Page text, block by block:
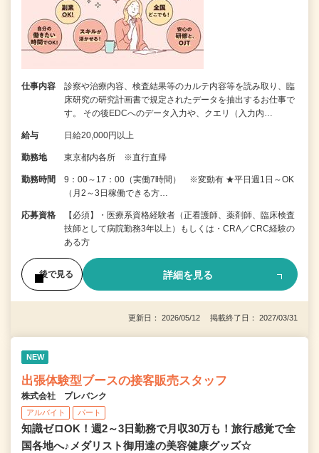
仕事内容
診察や治療内容、検査結果等のカルテ内容等を読み取り、臨
床研究の研究計画書で規定されたデータを抽出するお仕事で
す。 その後EDCへのデータ入力や、クエリ（入力内…
給与 日給20,000円以上
勤務地 東京都内各所 ※直行直帰
勤務時間
9：00～17：00（実働7時間） ※変動有 ★平日週1日～OK
（月2～3日稼働できる方…
応募資格
【必須】・医療系資格経験者（正看護師、薬剤師、臨床検査
技師として病院勤務3年以上）もしくは・CRA／CRC経験の
ある方
後で見る 詳細を見る
更新日： 2026/05/12 掲載終了日： 2027/03/31
NEW
出張体験型ブースの接客販売スタッフ
株式会社 プレバンク
アルバイト パート
知識ゼロOK！週2～3日勤務で月収30万も！旅行感覚で全
国各地へ♪メダリスト御用達の美容健康グッズ☆